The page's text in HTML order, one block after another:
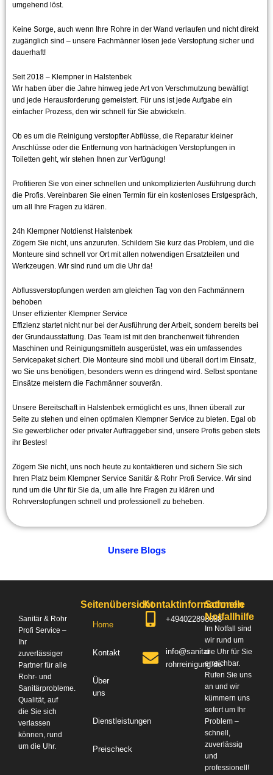
umgehend löst.
Keine Sorge, auch wenn Ihre Rohre in der Wand verlaufen und nicht direkt
zugänglich sind – unsere Fachmänner lösen jede Verstopfung sicher und
dauerhaft!
Seit 2018 – Klempner in Halstenbek
Wir haben über die Jahre hinweg jede Art von Verschmutzung bewältigt
und jede Herausforderung gemeistert. Für uns ist jede Aufgabe ein
einfacher Prozess, den wir schnell für Sie abwickeln.
Ob es um die Reinigung verstopfter Abflüsse, die Reparatur kleiner
Anschlüsse oder die Entfernung von hartnäckigen Verstopfungen in
Toiletten geht, wir stehen Ihnen zur Verfügung!
Profitieren Sie von einer schnellen und unkomplizierten Ausführung durch
die Profis. Vereinbaren Sie einen Termin für ein kostenloses Erstgespräch,
um all Ihre Fragen zu klären.
24h Klempner Notdienst Halstenbek
Zögern Sie nicht, uns anzurufen. Schildern Sie kurz das Problem, und die
Monteure sind schnell vor Ort mit allen notwendigen Ersatzteilen und
Werkzeugen. Wir sind rund um die Uhr da!
Abflussverstopfungen werden am gleichen Tag von den Fachmännern
behoben
Unser effizienter Klempner Service
Effizienz startet nicht nur bei der Ausführung der Arbeit, sondern bereits bei
der Grundausstattung. Das Team ist mit den branchenweit führenden
Maschinen und Reinigungsmitteln ausgerüstet, was ein umfassendes
Servicepaket sichert. Die Monteure sind mobil und überall dort im Einsatz,
wo Sie uns benötigen, besonders wenn es dringend wird. Selbst spontane
Einsätze meistern die Fachmänner souverän.
Unsere Bereitschaft in Halstenbek ermöglicht es uns, Ihnen überall zur
Seite zu stehen und einen optimalen Klempner Service zu bieten. Egal ob
Sie gewerblicher oder privater Auftraggeber sind, unsere Profis geben stets
ihr Bestes!
Zögern Sie nicht, uns noch heute zu kontaktieren und sichern Sie sich
Ihren Platz beim Klempner Service Sanitär & Rohr Profi Service. Wir sind
rund um die Uhr für Sie da, um alle Ihre Fragen zu klären und
Rohrverstopfungen schnell und professionell zu beheben.
Unsere Blogs
Sanitär & Rohr
Profi Service –
Ihr
zuverlässiger
Partner für alle
Rohr- und
Sanitärprobleme.
Qualität, auf
die Sie sich
verlassen
können, rund
um die Uhr.
Seitenübersicht
Home
Kontakt
Über
uns
Dienstleistungen
Preischeck
Kontaktinformationen
+494022898688
info@sanitar-
rohrreinigung.de
Schnelle
Notfallhilfe
Im Notfall sind
wir rund um
die Uhr für Sie
erreichbar.
Rufen Sie uns
an und wir
kümmern uns
sofort um Ihr
Problem –
schnell,
zuverlässig
und
professionell!